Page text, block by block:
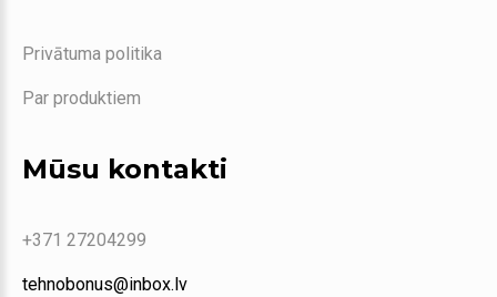
Privātuma politika
Par produktiem
Mūsu kontakti
+371 27204299
tehnobonus@inbox.lv